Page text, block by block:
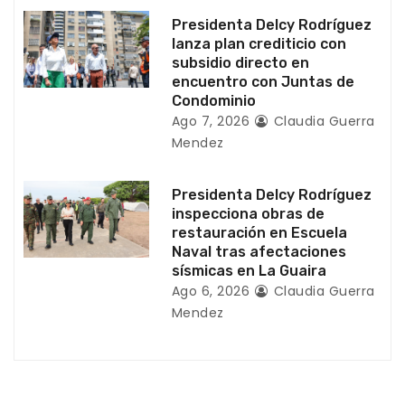
r
a
d
Presidenta Delcy Rodríguez
lanza plan crediticio con
subsidio directo en
encuentro con Juntas de
Condominio
Ago 7, 2026
Claudia Guerra
Mendez
Presidenta Delcy Rodríguez
inspecciona obras de
restauración en Escuela
Naval tras afectaciones
sísmicas en La Guaira
Ago 6, 2026
Claudia Guerra
Mendez